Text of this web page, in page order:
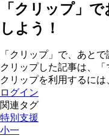
「クリップ」
しよう！
「クリップ」で、あと
クリップした記事は、「
クリップを利用するには
ログイン
関連タグ
特別支援
小一